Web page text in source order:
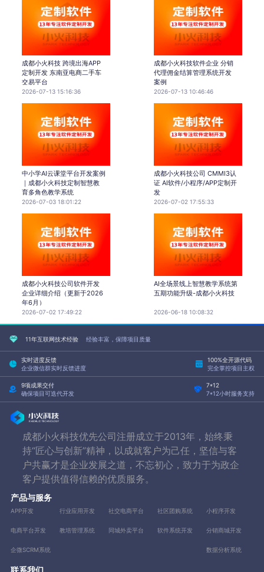
成都小火科技 跨境出海APP
定制开发 东南亚电商二手车
交易平台
2026-07-13 15:16:36
成都小火科技软件企业 分销
代理佣金结算管理系统开发
案例
2026-07-13 10:46:46
中小学AI云课堂平台开发案例
｜成都小火科技定制智慧教
育多角色教学系统
2026-07-03 18:01:22
成都小火科技公司 CMMI3认
证 AI软件/小程序/APP定制开
发
2026-07-02 17:55:33
成都小火科技公司软件开发
企业详细介绍（更新于2026
年6月）
2026-07-02 17:49:22
AI全场景线上智慧教学系统第
五期功能升级-成都小火科技
2026-06-18 10:08:32
11年互联网技术经验 经验丰富，保障项目质量
实时进度反馈
企业微信群实时反馈进度
100%全开源代码
完全掌控项目主权
9项成果交付
确保项目可迭代开发
7*12
7*12小时服务支持
成都小火科技优先公司注册成立于2013年，始终秉
持“匠心与创新”精神，以成就客户为己任，坚信与客
户共赢才是企业发展之道，不忘初心，致力于为政企
客户提供值得信赖的优质服务。
产品与服务
APP开发 行业应用开发 社交电商平台 社区团购系统 小程序开发
电商平台开发 教培管理系统 同城外卖平台 软件系统开发 分销商城开发
企微SCRM系统 数据分析系统
联系我们